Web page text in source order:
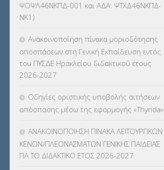
ΚΕΣΥΠ(109)
ΓΛΩΣΣΟΜΑΘΕΙΑΣ(135)
ΚΠπ- ΚΡΑΤΙΚΟ ΠΙΣΤΟΠΟΙΗΤΙΚΟ
ΠΛΗΡΟΦΟΡΙΚΗΣ
ΛΟΙΠΑ(309)
ΜΕΤΑΘΕΣΕΙΣ-ΤΟΠΟΘΕΤΗΣΕΙΣ
ΒΕΛΤΙΩΣΕΙΣ(319)
ΨΟΨΛ46ΝΚΠΔ-001 και ΑΔΑ: ΨΤΧΔ46ΝΚΠΔ-
ΝΚ1)
Ανακοινοποίηση πίνακα μοριοδότησης
αποσπάσεων στη Γενική Εκπαίδευση εντός
του ΠΥΣΔΕ Ηρακλείου διδακτικού έτους
2026-2027
Οδηγίες οριστικής υποβολής αιτήσεων
απόσπασης μέσω της εφαρμογής «Thyrida»
ΑΝΑΚΟΙΝΟΠΟΙΗΣΗ ΠΙΝΑΚΑ ΛΕΙΤΟΥΡΓΙΚΩΝ
ΚΕΝΩΝ/ΠΛΕΟΝΑΣΜΑΤΩΝ ΓΕΝΙΚΗΣ ΠΑΙΔΕΙΑΣ
ΓΙΑ ΤΟ ΔΙΔΑΚΤΙΚΟ ΕΤΟΣ 2026-2027